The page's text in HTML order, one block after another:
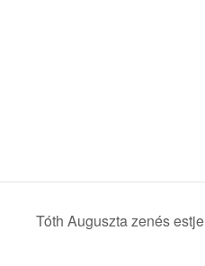
Tóth Auguszta zenés estje